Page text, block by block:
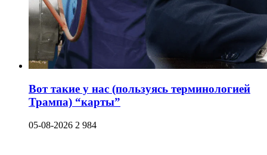
Вот такие у нас (пользуясь терминологией
Трампа) “карты”
05-08-2026 2 984